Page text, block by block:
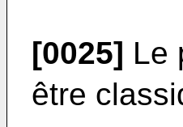
[0025] Le
être